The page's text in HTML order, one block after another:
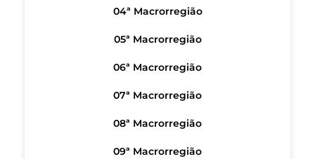
04ª Macrorregião
05ª Macrorregião
06ª Macrorregião
07ª Macrorregião
08ª Macrorregião
09ª Macrorregião